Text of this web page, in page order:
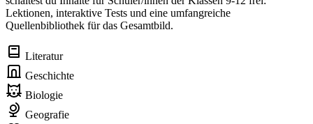
Lektionen, interaktive Tests und eine umfangreiche
Quellenbibliothek für das Gesamtbild.
Literatur
Geschichte
Biologie
Geografie